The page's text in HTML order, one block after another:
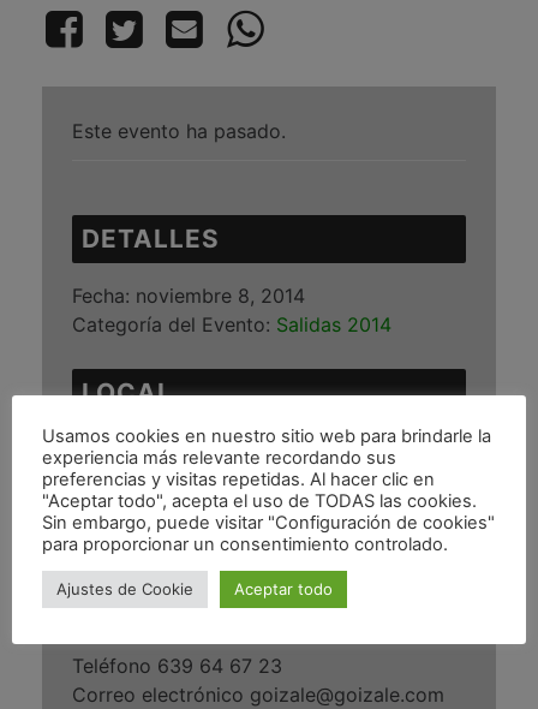
Este evento ha pasado.
DETALLES
Fecha: noviembre 8, 2014
Categoría del Evento: Salidas 2014
LOCAL
Gernika-Lumo
Gernika-Lumo, Bizkaia 48300 España +
Google Map
ORGANIZADOR
Teléfono 639 64 67 23
Correo electrónico goizale@goizale.com
Usamos cookies en nuestro sitio web para brindarle la
experiencia más relevante recordando sus
preferencias y visitas repetidas. Al hacer clic en
"Aceptar todo", acepta el uso de TODAS las cookies.
Sin embargo, puede visitar "Configuración de cookies"
para proporcionar un consentimiento controlado.
Ajustes de Cookie Aceptar todo